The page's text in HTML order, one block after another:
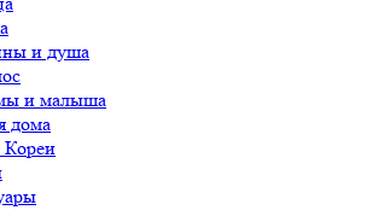
и душа
и малыша
дома
Кореи